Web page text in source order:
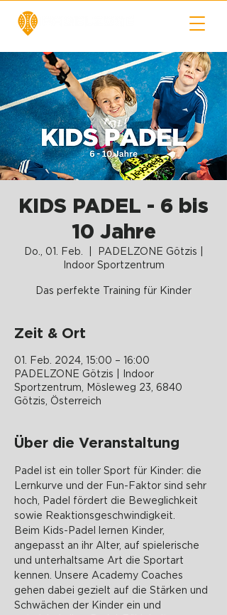
KIDS PADEL - 6 bis
10 Jahre
Do., 01. Feb.
PADELZONE Götzis |
Indoor Sportzentrum
Das perfekte Training für Kinder
Zeit & Ort
01. Feb. 2024, 15:00 – 16:00
PADELZONE Götzis | Indoor
Sportzentrum, Mösleweg 23, 6840
Götzis, Österreich
Über die Veranstaltung
Padel ist ein toller Sport für Kinder: die
Lernkurve und der Fun-Faktor sind sehr
hoch, Padel fördert die Beweglichkeit
sowie Reaktionsgeschwindigkeit.
Beim Kids-Padel lernen Kinder,
angepasst an ihr Alter, auf spielerische
und unterhaltsame Art die Sportart
kennen. Unsere Academy Coaches
gehen dabei gezielt auf die Stärken und
Schwächen der Kinder ein und